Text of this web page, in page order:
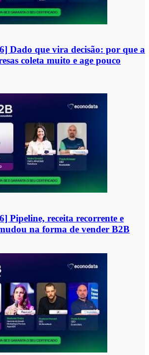
Dado que vira decisão: por que a
coleta muito e age pouco
Pipeline, receita recorrente e
na forma de vender B2B